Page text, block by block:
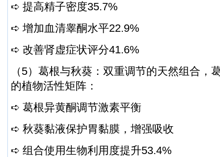
➪ 提高精子密度35.7%
➪ 增加血清睾酮水平22.9%
➪ 改善肾虚症状评分41.6%
（5）葛根与秋葵：双重调节的天然组合，
的植物活性矩阵：
➪ 葛根异黄酮调节激素平衡
➪ 秋葵黏液保护胃黏膜，增强吸收
➪ 组合使用生物利用度提升53.4%